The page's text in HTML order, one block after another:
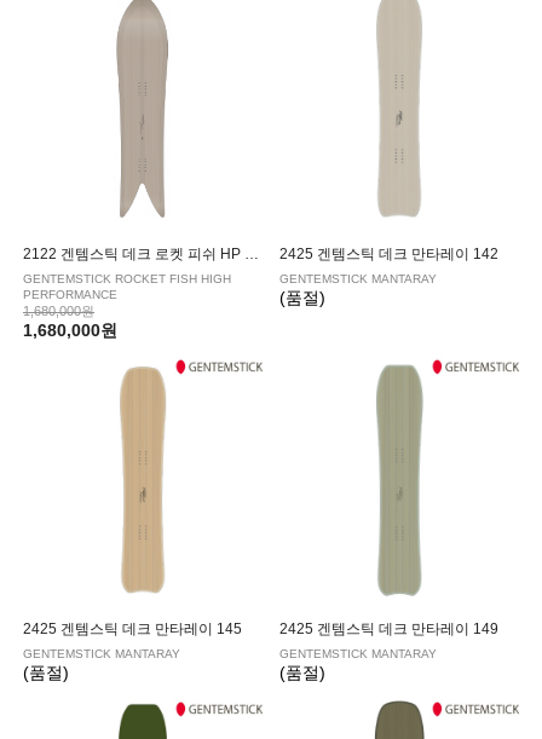
2122 겐템스틱 데크 로켓 피쉬 HP 144
GENTEMSTICK ROCKET FISH HIGH
PERFORMANCE
1,680,000원
1,680,000원
2425 겐템스틱 데크 만타레이 142
GENTEMSTICK MANTARAY
(품절)
2425 겐템스틱 데크 만타레이 145
GENTEMSTICK MANTARAY
(품절)
2425 겐템스틱 데크 만타레이 149
GENTEMSTICK MANTARAY
(품절)